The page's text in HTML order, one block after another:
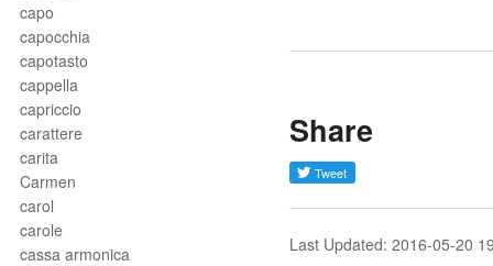
capo
capocchia
capotasto
cappella
capriccio
carattere
carita
Carmen
carol
carole
cassa armonica
Share
Last Updated: 2016-05-20